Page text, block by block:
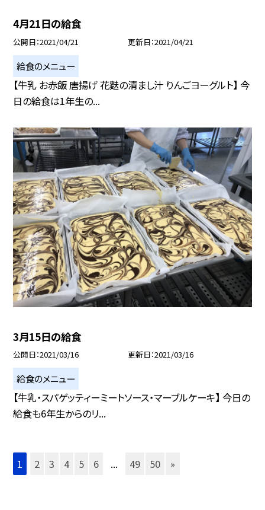
4月21日の給食
公開日 2021/04/21 更新日 2021/04/21
給食のメニュー
【牛乳 お赤飯 唐揚げ 花麩の清まし汁 りんごヨーグルト】 今
日の給食は1年生の...
3月15日の給食
公開日 2021/03/16 更新日 2021/03/16
給食のメニュー
【牛乳・スパゲッティーミートソース・マーブルケーキ】 今日の
給食も6年生からのリ...
1 2 3 4 5 6 ... 49 50 »